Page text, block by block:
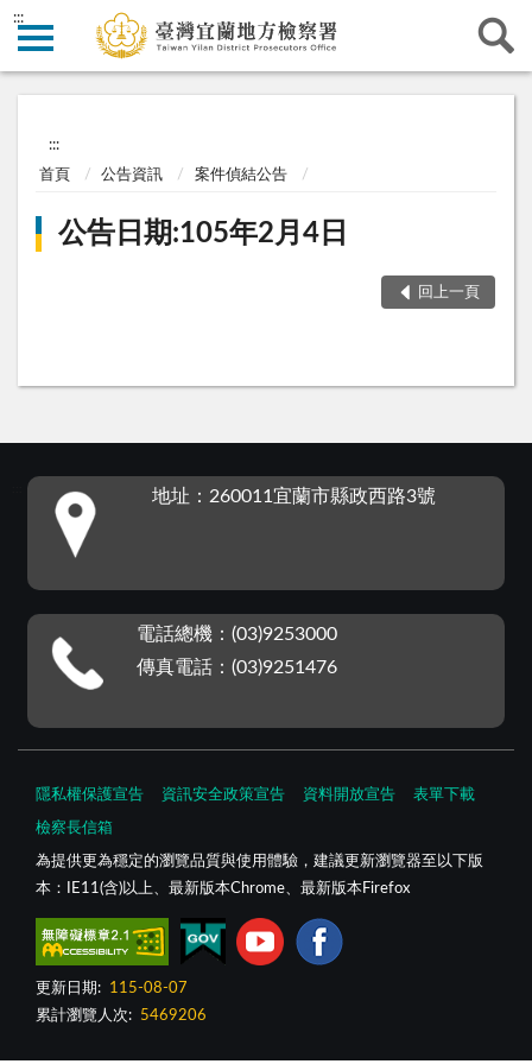
:::
:::
首頁 公告資訊 案件偵結公告
公告日期:105年2月4日
回上一頁
地址：260011宜蘭市縣政西路3號
電話總機：(03)9253000
傳真電話：(03)9251476
隱私權保護宣告 資訊安全政策宣告 資料開放宣告 表單下載
檢察長信箱
為提供更為穩定的瀏覽品質與使用體驗，建議更新瀏覽器至以下版
本：IE11(含)以上、最新版本Chrome、最新版本Firefox
更新日期:
115-08-07
累計瀏覽人次:
5469206